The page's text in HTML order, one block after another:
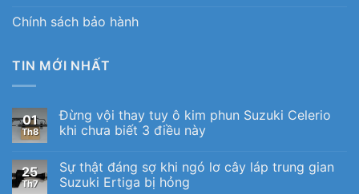
Chính sách bảo hành
TIN MỚI NHẤT
01
Th8
Đừng vội thay tuy ô kim phun Suzuki Celerio
khi chưa biết 3 điều này
25
Th7
Sự thật đáng sợ khi ngó lơ cây láp trung gian
Suzuki Ertiga bị hỏng